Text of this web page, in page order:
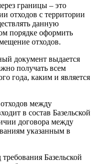
границы – это
отходов с территории
данную
порядке оформить
отходов.
документ выдается
получать всем
года, каким и является
между
в состав Базельской
договора между
указанным в
Базельской